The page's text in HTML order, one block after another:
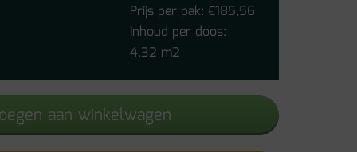
-
Grote
Prijs per pak: €185,56
Inhoud per doos:
4.32 m2
aan winkelwagen